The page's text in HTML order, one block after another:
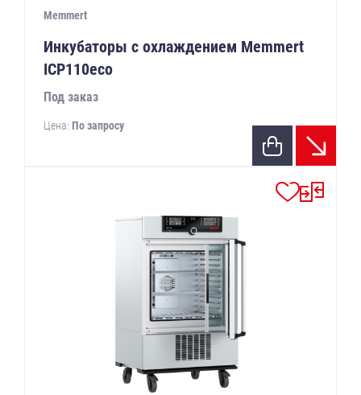
Memmert
Инкубаторы с охлаждением Memmert
ICP110eco
Под заказ
Цена: По запросу